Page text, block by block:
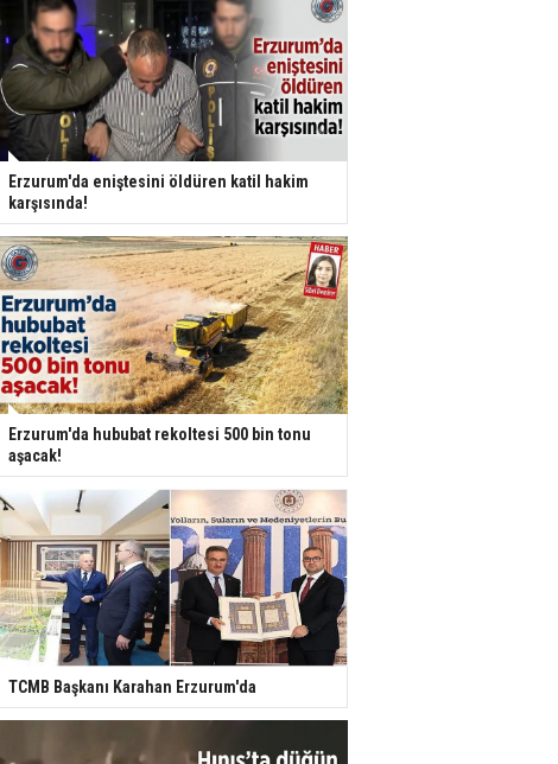
Erzurum'da eniştesini öldüren katil hakim
karşısında!
Erzurum'da hububat rekoltesi 500 bin tonu
aşacak!
TCMB Başkanı Karahan Erzurum'da